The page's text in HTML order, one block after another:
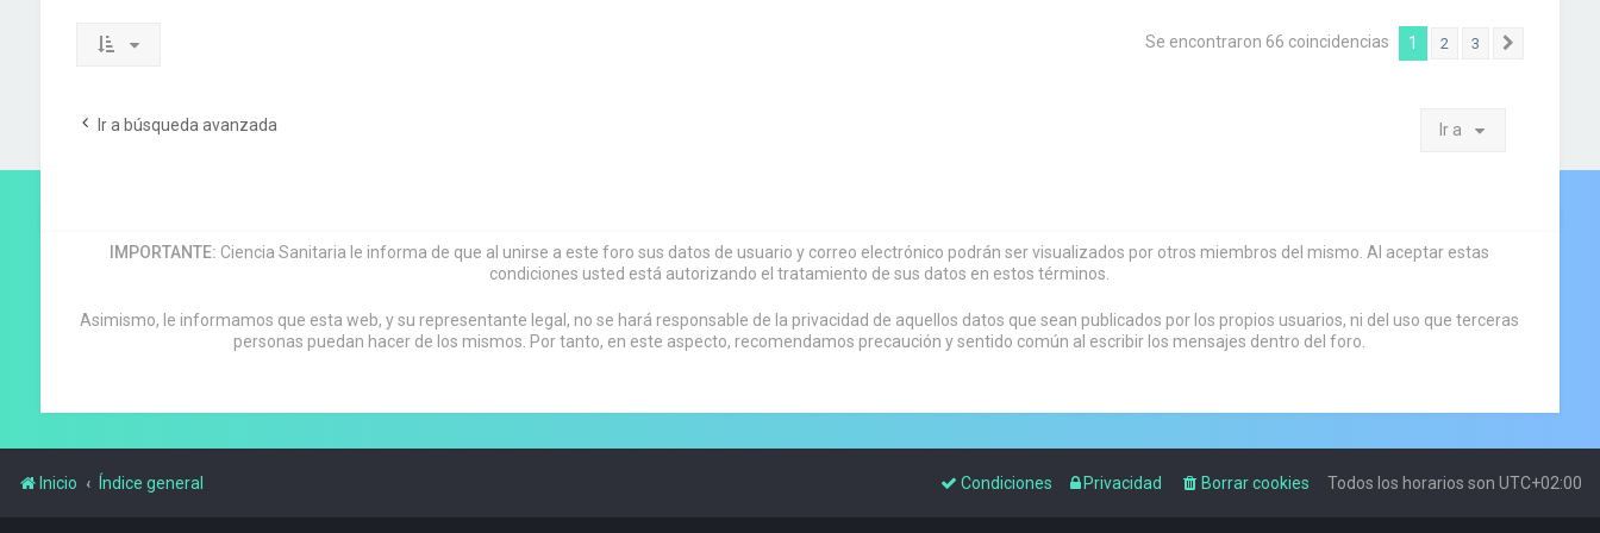
Se encontraron 66 coincidencias 1 2 3
Ir a búsqueda avanzada Ir a
IMPORTANTE: Ciencia Sanitaria le informa de que al unirse a este foro sus datos de usuario y correo electrónico podrán ser visualizados por otros miembros del mismo. Al aceptar estas
condiciones usted está autorizando el tratamiento de sus datos en estos términos.
Asimismo, le informamos que esta web, y su representante legal, no se hará responsable de la privacidad de aquellos datos que sean publicados por los propios usuarios, ni del uso que terceras
personas puedan hacer de los mismos. Por tanto, en este aspecto, recomendamos precaución y sentido común al escribir los mensajes dentro del foro.
Inicio Índice general Todos los horarios son UTC+02:00
Borrar cookies
Privacidad
Condiciones